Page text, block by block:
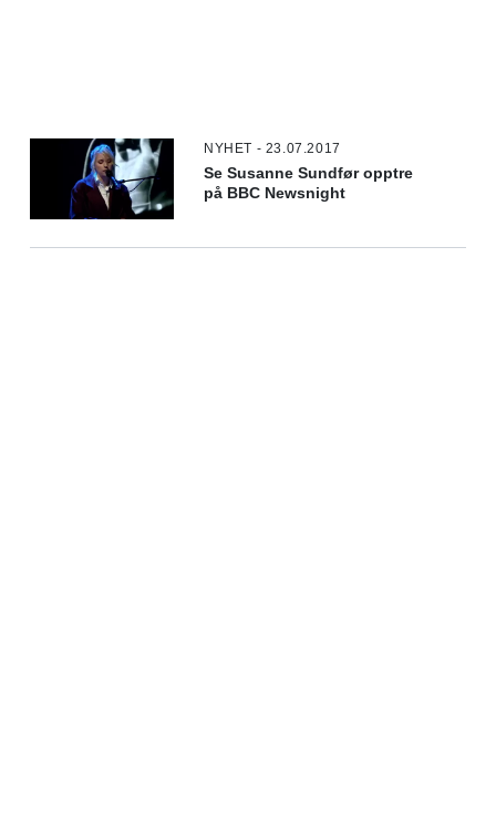
NYHET - 23.07.2017
Se Susanne Sundfør opptre
på BBC Newsnight